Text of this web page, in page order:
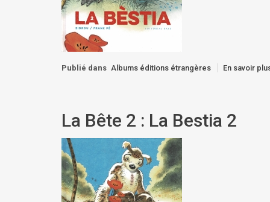
Publié dans Albums éditions étrangères En savoir
La Bête 2 : La Bestia 2